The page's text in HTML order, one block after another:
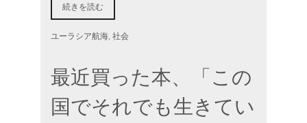
続きを読む
ユーラシア航海 社会
最近買った本、「この
国でそれでも生きてい